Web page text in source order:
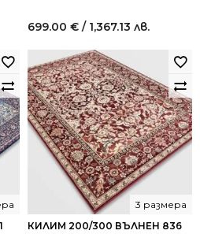
699.00 € / 1,367.13 лв.
КИЛИМ 200/300 ВЪЛНЕН 836
3 размера